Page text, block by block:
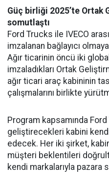
Güç birliği 2025’te Ortak
somutlaştı
Ford Trucks ile IVECO
imzalanan bağlayıcı
Ağır ticarinin öncü iki
imzaladıkları Ortak
ağır ticari araç kabininin
çalışmalarını birlikte
Program kapsamında
geliştirecekleri kabini
edecek. Her iki şirket,
müşteri beklentileri
kendi markalarıyla pazara